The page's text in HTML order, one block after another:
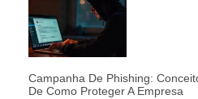
Campanha De Phishing:
De Como Proteger A Empresa